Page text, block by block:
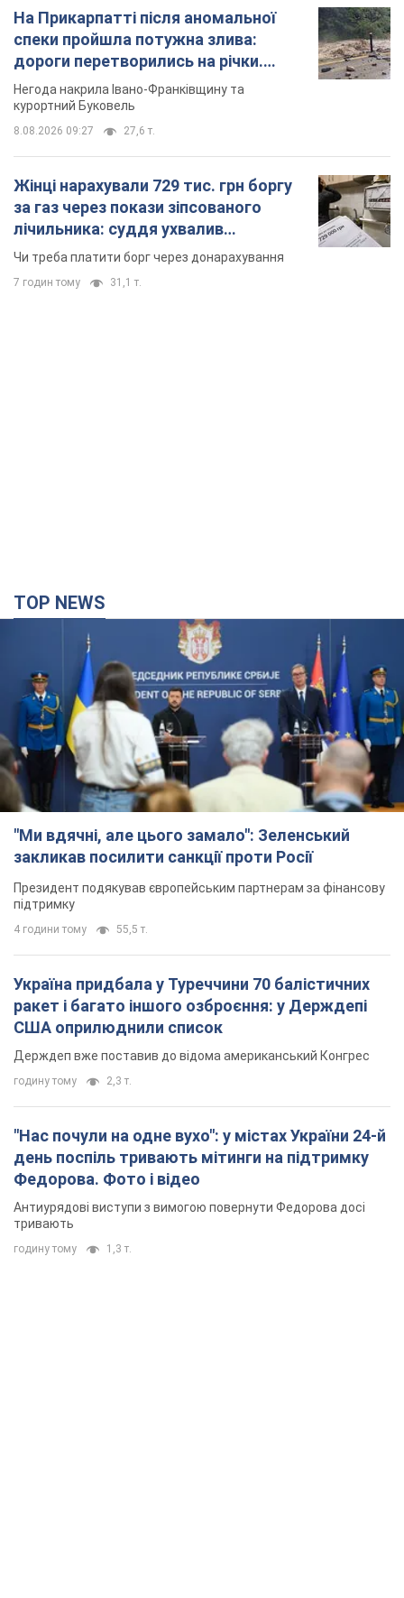
На Прикарпатті після аномальної
спеки пройшла потужна злива:
дороги перетворились на річки.
Відео
Негода накрила Івано-Франківщину та
курортний Буковель
8.08.2026 09:27 27,6 т.
Жінці нарахували 729 тис. грн боргу
за газ через покази зіпсованого
лічильника: суддя ухвалив
неочікуване рішення
Чи треба платити борг через донарахування
7 годин тому 31,1 т.
TOP NEWS
"Ми вдячні, але цього замало": Зеленський
закликав посилити санкції проти Росії
Президент подякував європейським партнерам за фінансову
підтримку
4 години тому 55,5 т.
Україна придбала у Туреччини 70 балістичних
ракет і багато іншого озброєння: у Держдепі
США оприлюднили список
Держдеп вже поставив до відома американський Конгрес
годину тому 2,3 т.
"Нас почули на одне вухо": у містах України 24-й
день поспіль тривають мітинги на підтримку
Федорова. Фото і відео
Антиурядові виступи з вимогою повернути Федорова досі
тривають
годину тому 1,3 т.